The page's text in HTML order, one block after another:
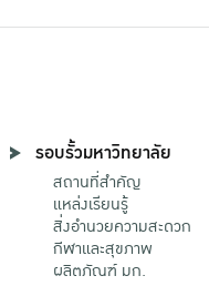
รอบรั้วมหาวิทยาลัย
สถานที่สำคัญ
แหล่งเรียนรู้
สิ่งอำนวยความสะดวก
กีฬาและสุขภาพ
ผลิตภัณฑ์ มก.